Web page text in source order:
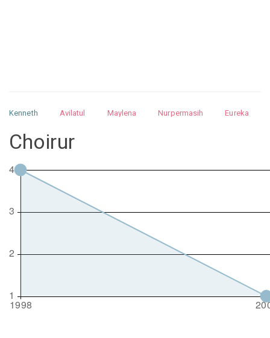
Kenneth Avilatul Maylena Nurpermasih
Eureka
Nurhilman
Pathin
Choirur